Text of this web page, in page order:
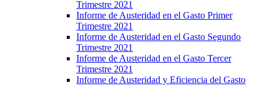
Trimestre 2021
Informe de Austeridad en el Gasto Primer
Trimestre 2021
Informe de Austeridad en el Gasto Segundo
Trimestre 2021
Informe de Austeridad en el Gasto Tercer
Trimestre 2021
Informe de Austeridad y Eficiencia del Gasto